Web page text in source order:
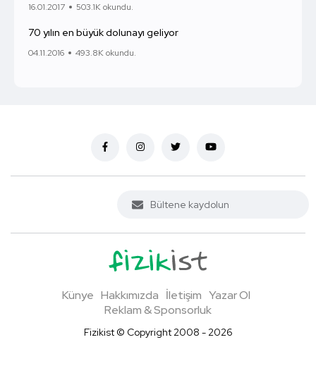
16.01.2017 503.1K okundu.
70 yılın en büyük dolunayı geliyor
04.11.2016 493.8K okundu.
Künye Hakkımızda İletişim Yazar Ol
Reklam & Sponsorluk
Fizikist © Copyright 2008 - 2026